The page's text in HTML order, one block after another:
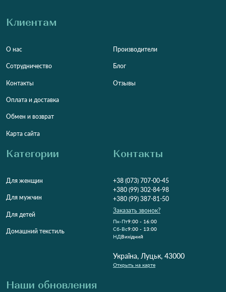
Клиентам
О нас
Сотрудничество
Контакты
Оплата и доставка
Обмен и возврат
Карта сайта
Производители
Блог
Отзывы
Категории
Для женщин
Для мужчин
Для детей
Домашний текстиль
Контакты
+38 (073) 707-00-45
+380 (99) 302-84-98
+380 (99) 387-81-50
Заказать звонок?
Пн-Пт9:00 - 16:00
Cб-Вс9:00 - 13:00
НДВихідний
Україна, Луцьк, 43000
Открыть на карте
Наши обновления